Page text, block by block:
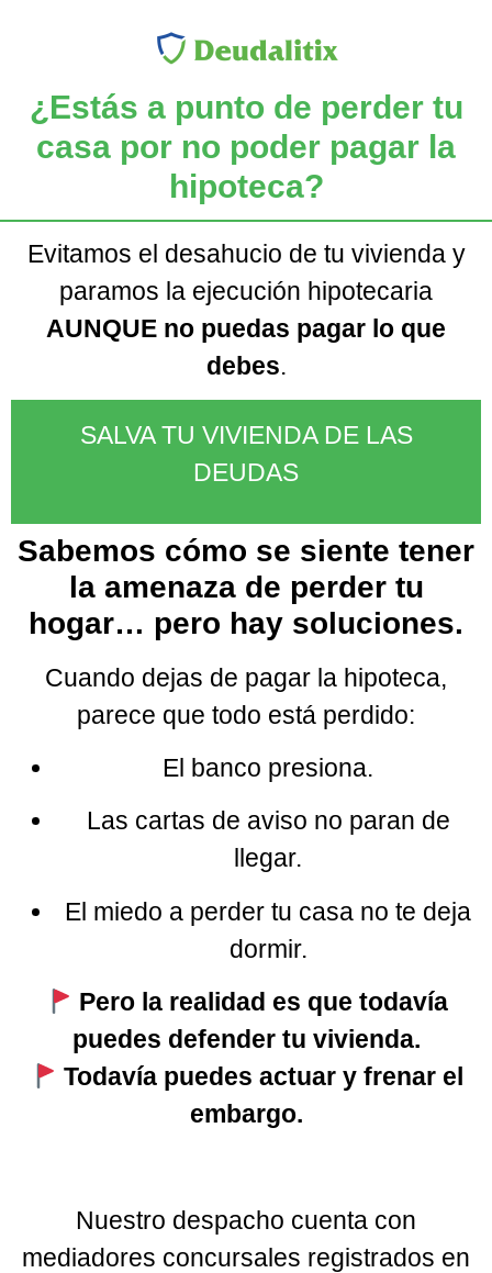
¿Estás a punto de perder tu
casa por no poder pagar la
hipoteca?
Evitamos el desahucio de tu vivienda y
paramos la ejecución hipotecaria
AUNQUE no puedas pagar lo que
debes.
SALVA TU VIVIENDA DE LAS
DEUDAS
Sabemos cómo se siente tener
la amenaza de perder tu
hogar… pero hay soluciones.
Cuando dejas de pagar la hipoteca,
parece que todo está perdido:
El banco presiona.
Las cartas de aviso no paran de
llegar.
El miedo a perder tu casa no te deja
dormir.
Pero la realidad es que todavía
puedes defender tu vivienda.
Todavía puedes actuar y frenar el
embargo.
Nuestro despacho cuenta con
mediadores concursales registrados en